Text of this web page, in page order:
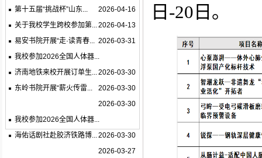
第十五届“挑战杯”山东...
2026-04-16
关于我校学生跨校参加第...2026-04-13
易安书院开展“走·读青春... 2026-03-31
我校参加2026全国人体器...
2026-03-30
济南地铁来校开展订单生...
2026-03-30
东岭书院开展“薪火传雷...
2026-03-30
我校参加2026全国人体器...
2026-03-30
海佑话剧社赴胶济铁路博...
2026-03-27
日-20日。